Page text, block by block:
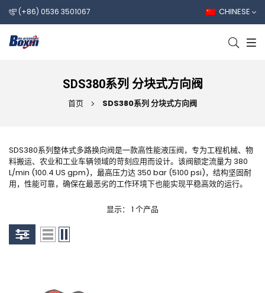
(+86) 0536 3501067 CHINESE
SDS380系列 分块式方向阀
首页 SDS380系列 分块式方向阀
SDS380系列整体式多路换向阀是一款高性能液压阀，专为工程机械、物
料搬运、农业和工业车辆领域的苛刻应用而设计。该阀额定流量为 380
L/min (100.4 US gpm)，最高压力达 350 bar (5100 psi)，结构坚固耐
用，性能可靠，确保在最恶劣的工作环境下也能实现平稳高效的运行。
显示： 1 个产品